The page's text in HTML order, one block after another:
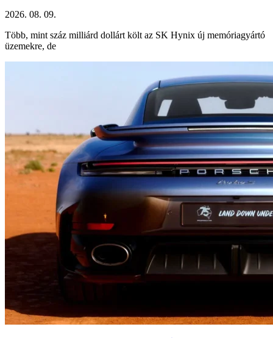
2026. 08. 09.
Több, mint száz milliárd dollárt költ az SK Hynix új memóriagyártó
üzemekre, de